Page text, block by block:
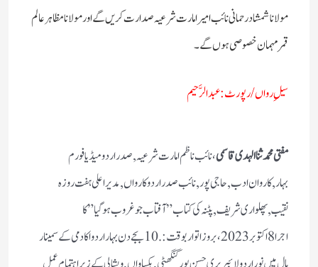
مولانا شمشاد رحمانی نائب امیر امارت شرعیہ صدارت کریں گے اور مولانا مظاہر عالم
قمر مہمان خصوصی ہوں گے۔
سیلِ رواں/رپورٹ :عبدالرَّحیم
مفتی محمد ثنا الہدی قاسمی،نائب ناظم امارت شرعیہ, صدر اردو میڈیا فورم
بہار,کاروان ادب, حاجی پور, نائب صدر اردو کارواں, مدیر اعلی ہفت روزہ
نقیب,پھلواری شریف,پٹنہ کی کتاب” آفتاب جو غروب ہو گیا” کا
اجرا 8اکتوبر2023،بروزاتواربوقت:.10بجے دن بہار اردو اکادمی کے سمینار